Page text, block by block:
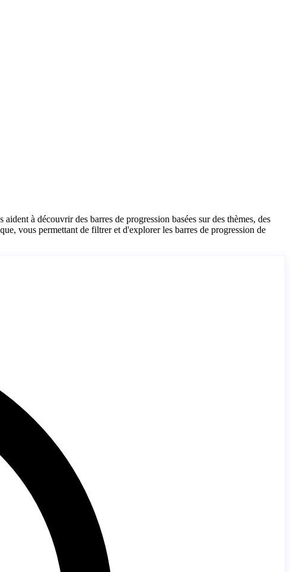
à découvrir des barres de progression basées sur des thèmes, des
vous permettant de filtrer et d'explorer les barres de progression de